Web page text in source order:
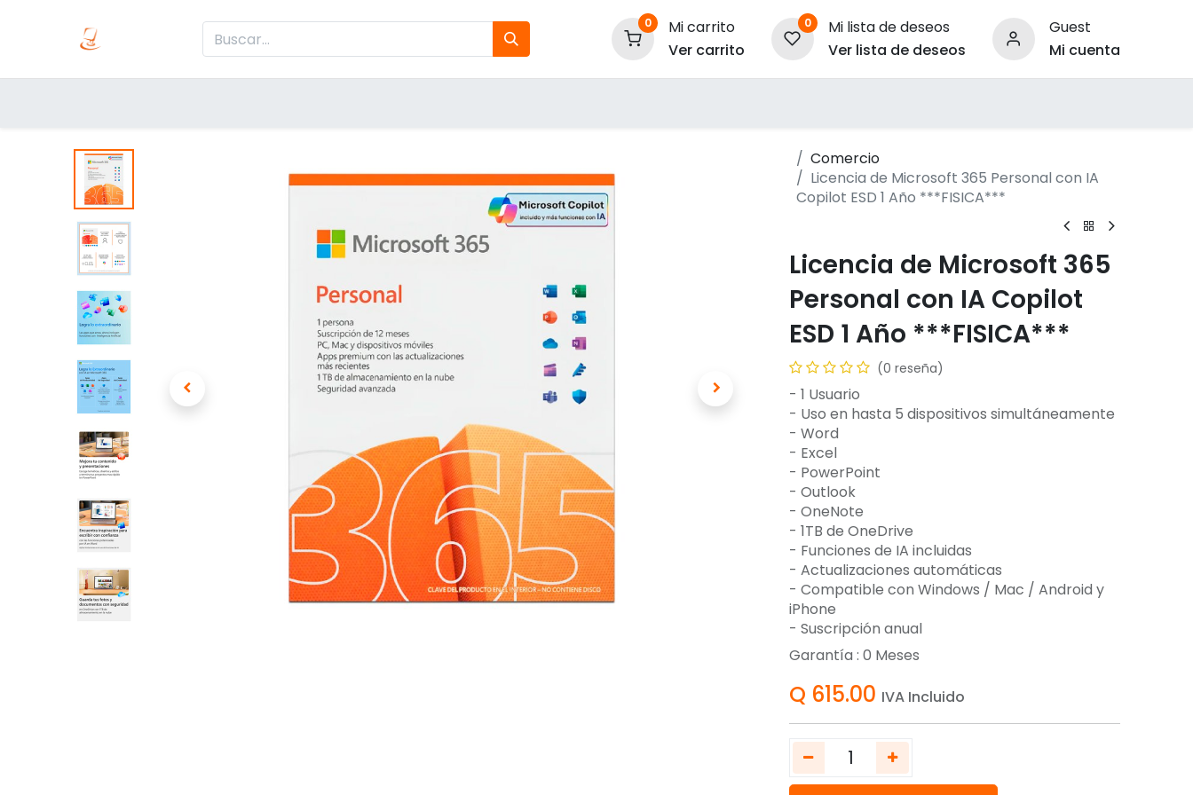
0
Mi carrito
Ver carrito
0
Mi lista de deseos
Ver lista de deseos
Guest
Mi cuenta
Comercio
Licencia de Microsoft 365 Personal con IA
Copilot ESD 1 Año ***FISICA***
Licencia de Microsoft 365
Personal con IA Copilot
ESD 1 Año ***FISICA***
(0 reseña)
- 1 Usuario
- Uso en hasta 5 dispositivos simultáneamente
- Word
- Excel
- PowerPoint
- Outlook
- OneNote
- 1TB de OneDrive
- Funciones de IA incluidas
- Actualizaciones automáticas
- Compatible con Windows / Mac / Android y
iPhone
- Suscripción anual
Garantía : 0 Meses
Q 615.00 IVA Incluido